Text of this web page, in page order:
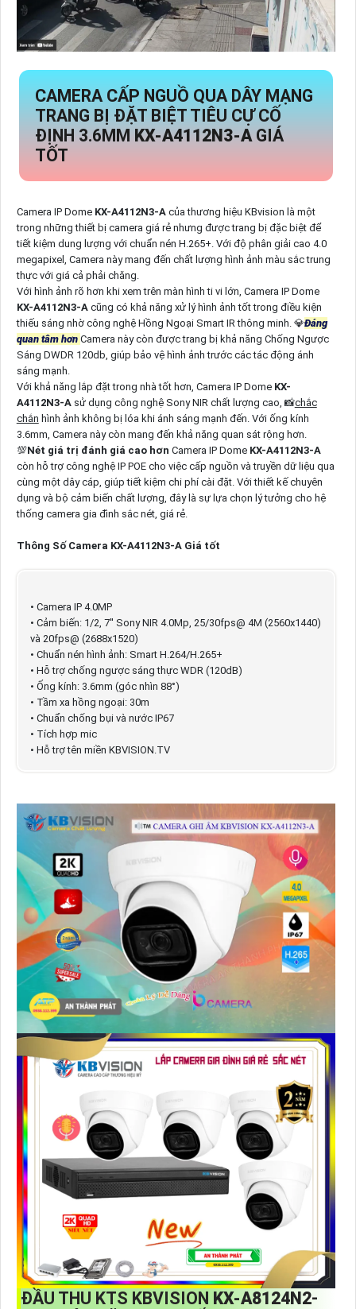
CAMERA CẤP NGUỒ QUA DÂY MẠNG
TRANG BỊ ĐẶT BIỆT TIÊU CỰ CỐ
ĐỊNH 3.6MM KX-A4112N3-AGIÁ
TỐT
Camera IP Dome KX-A4112N3-Acủa thương hiệu KBvision là một
trong những thiết bị camera giá rẻ nhưng được trang bị đặc biệt để
tiết kiệm dung lượng với chuẩn nén H.265+. Với độ phân giải cao 4.0
megapixel, Camera này mang đến chất lượng hình ảnh màu sắc trung
thực với giá cả phải chăng.
Với hình ảnh rõ hơn khi xem trên màn hình ti vi lớn, Camera IP Dome
KX-A4112N3-Acũng có khả năng xử lý hình ảnh tốt trong điều kiện
thiếu sáng nhờ công nghệ Hồng Ngoại Smart IR thông minh. 💎Đáng
quan tâm hơn Camera này còn được trang bị khả năng Chống Ngược
Sáng DWDR 120db, giúp bảo vệ hình ảnh trước các tác động ánh
sáng mạnh.
Với khả năng lắp đặt trong nhà tốt hơn, Camera IP Dome KX-
A4112N3-Asử dụng công nghệ Sony NIR chất lượng cao, 📸chắc
chắn hình ảnh không bị lóa khi ánh sáng mạnh đến. Với ống kính
3.6mm, Camera này còn mang đến khả năng quan sát rộng hơn.
💯Nét giá trị đánh giá cao hơn Camera IP Dome KX-A4112N3-A
còn hỗ trợ công nghệ IP POE cho việc cấp nguồn và truyền dữ liệu qua
cùng một dây cáp, giúp tiết kiệm chi phí cài đặt. Với thiết kế chuyên
dụng và bộ cảm biến chất lượng, đây là sự lựa chọn lý tưởng cho hệ
thống camera gia đình sắc nét, giá rẻ.
Thông Số Camera KX-A4112N3-A Giá tốt
• Camera IP 4.0MP
• Cảm biến: 1/2, 7'' Sony NIR 4.0Mp, 25/30fps@ 4M (2560x1440)
và 20fps@ (2688x1520)
• Chuẩn nén hình ảnh: Smart H.264/H.265+
• Hỗ trợ chống ngược sáng thực WDR (120dB)
• Ống kính: 3.6mm (góc nhìn 88°)
• Tầm xa hồng ngoại: 30m
• Chuẩn chống bụi và nước IP67
• Tích hợp mic
• Hỗ trợ tên miền KBVISION.TV
ĐẦU THU KTS KBVISION KX-A8124N2-